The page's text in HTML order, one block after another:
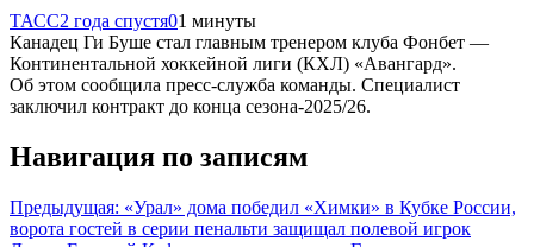
ТАСС2 года спустя01 минуты
Канадец Ги Буше стал главным тренером клуба Фонбет —
Континентальной хоккейной лиги (КХЛ) «Авангард».
Об этом сообщила пресс-служба команды. Специалист
заключил контракт до конца сезона-2025/26.
Навигация по записям
Предыдущая: «Урал» дома победил «Химки» в Кубке России,
ворота гостей в серии пенальти защищал полевой игрок